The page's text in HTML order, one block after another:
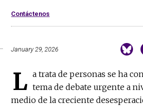
Contáctenos
January 29, 2026
L a trata de personas se ha
tema de debate urgente a
medio de la creciente